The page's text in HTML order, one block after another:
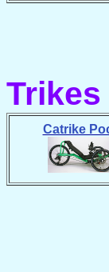
Catrike